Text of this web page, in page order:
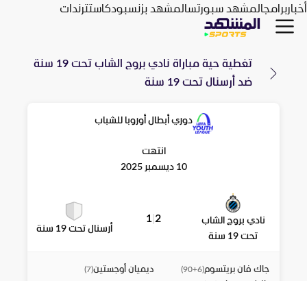
أخباربرامجالمشهد سبورتسالمشهد بزنسبودكاستترندات
تغطية حية مباراة نادي بروج الشاب تحت 19 سنة
ضد أرسنال تحت 19 سنة
دوري أبطال أوروبا للشباب
انتهت
10 ديسمبر 2025
نادي بروج الشاب
تحت 19 سنة
2
1
أرسنال تحت 19 سنة
جاك فان بريتسوم(
90+6
) ديميان أوجستين(
7
)